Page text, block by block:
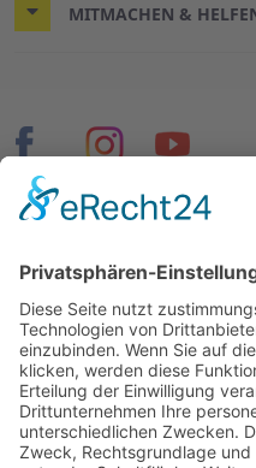
MITMACHEN &
© 2026 ASB Hannover-Stadt
Datenschutz
Cookie-Einstellungen
Seiten speziell für